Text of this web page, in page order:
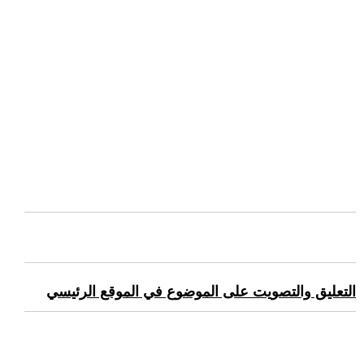
التعليق والتصويت على الموضوع في الموقع الرئيسي